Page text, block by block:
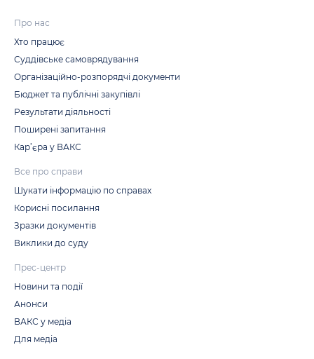
Про нас
Хто працює
Суддівське самоврядування
Організаційно-розпорядчі документи
Бюджет та публічні закупівлі
Результати діяльності
Поширені запитання
Кар’єра у ВАКС
Все про справи
Шукати інформацію по справах
Корисні посилання
Зразки документів
Виклики до суду
Прес-центр
Новини та події
Анонси
ВАКС у медіа
Для медіа